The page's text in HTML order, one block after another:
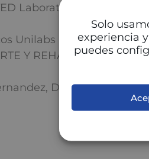
Solo
experiencia
puedes
Laborator.Madrid, S.A)
Unilabs
Y REHABILITACION
Damian